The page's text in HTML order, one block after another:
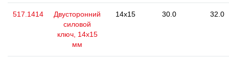
517.1414
Двусторонний
силовой
ключ, 14x15
мм
14x15 30.0 32.0